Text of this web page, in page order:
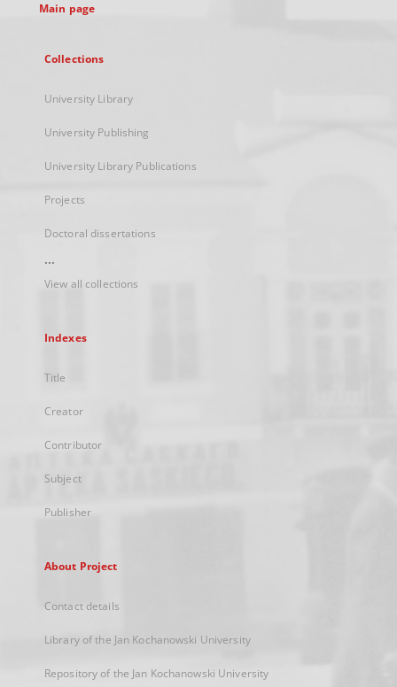
Main page
Collections
University Library
University Publishing
University Library Publications
Projects
Doctoral dissertations
...
View all collections
Indexes
Title
Creator
Contributor
Subject
Publisher
About Project
Contact details
Library of the Jan Kochanowski University
Repository of the Jan Kochanowski University